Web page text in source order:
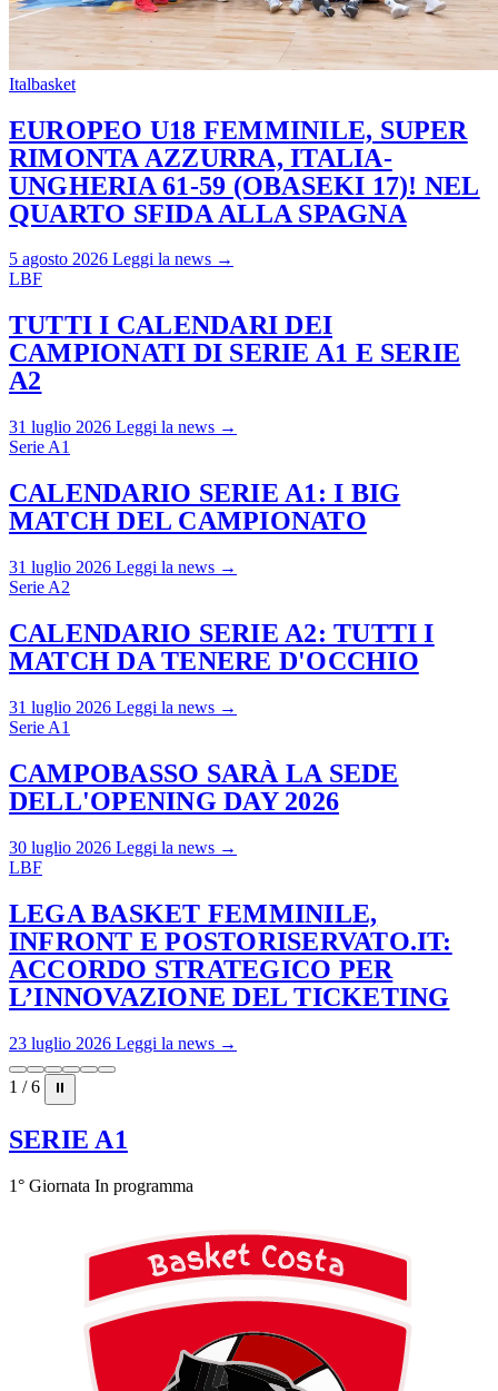
Italbasket
EUROPEO U18 FEMMINILE, SUPER
RIMONTA AZZURRA, ITALIA-
UNGHERIA 61-59 (OBASEKI 17)! NEL
QUARTO SFIDA ALLA SPAGNA
5 agosto 2026 Leggi la news →
LBF
TUTTI I CALENDARI DEI
CAMPIONATI DI SERIE A1 E SERIE
A2
31 luglio 2026 Leggi la news →
Serie A1
CALENDARIO SERIE A1: I BIG
MATCH DEL CAMPIONATO
31 luglio 2026 Leggi la news →
Serie A2
CALENDARIO SERIE A2: TUTTI I
MATCH DA TENERE D'OCCHIO
31 luglio 2026 Leggi la news →
Serie A1
CAMPOBASSO SARÀ LA SEDE
DELL'OPENING DAY 2026
30 luglio 2026 Leggi la news →
LBF
LEGA BASKET FEMMINILE,
INFRONT E POSTORISERVATO.IT:
ACCORDO STRATEGICO PER
L’INNOVAZIONE DEL TICKETING
23 luglio 2026 Leggi la news →
1 / 6 ⏸
SERIE A1
1° Giornata In programma